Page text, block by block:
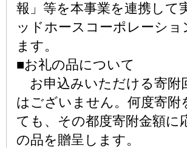
報」等を本事業を連携して
ッドホースコーポレーショ
ます。
■お礼の品について
お申込みいただける寄附
はございません。何度寄附
ても、その都度寄附金額に
の品を贈呈します。